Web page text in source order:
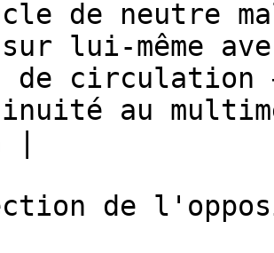
de neutre
lui-même
de
au
|
de